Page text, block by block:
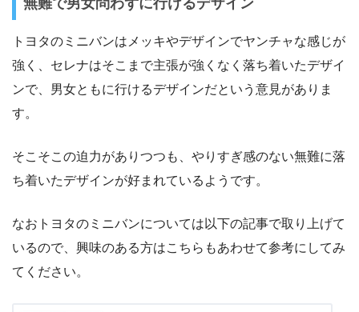
無難で男女問わずに行けるデザイン
トヨタのミニバンはメッキやデザインでヤンチャな感じが
強く、セレナはそこまで主張が強くなく落ち着いたデザイ
ンで、男女ともに行けるデザインだという意見がありま
す。
そこそこの迫力がありつつも、やりすぎ感のない無難に落
ち着いたデザインが好まれているようです。
なおトヨタのミニバンについては以下の記事で取り上げて
いるので、興味のある方はこちらもあわせて参考にしてみ
てください。